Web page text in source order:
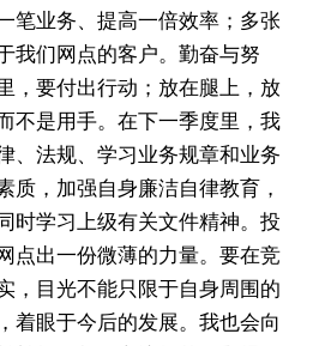
笔业务、提高一倍效率；多张
我们网点的客户。勤奋与努
，要付出行动；放在腿上，放
不是用手。在下一季度里，我
、法规、学习业务规章和业务
质，加强自身廉洁自律教育，
时学习上级有关文件精神。投
点出一份微薄的力量。要在竞
，目光不能只限于自身周围的
着眼于今后的发展。我也会向